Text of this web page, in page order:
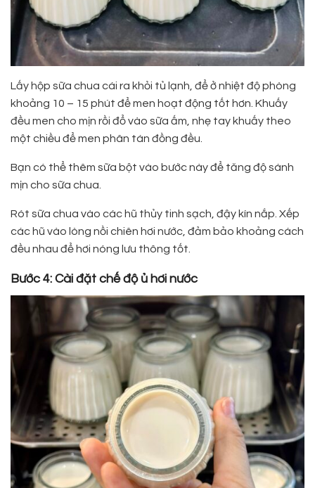
Lấy hộp sữa chua cái ra khỏi tủ lạnh, để ở nhiệt độ phòng
khoảng 10 – 15 phút để men hoạt động tốt hơn. Khuấy
đều men cho mịn rồi đổ vào sữa ấm, nhẹ tay khuấy theo
một chiều để men phân tán đồng đều.
Bạn có thể thêm sữa bột vào bước này để tăng độ sánh
mịn cho sữa chua.
Rót sữa chua vào các hũ thủy tinh sạch, đậy kín nắp. Xếp
các hũ vào lòng nồi chiên hơi nước, đảm bảo khoảng cách
đều nhau để hơi nóng lưu thông tốt.
Bước 4: Cài đặt chế độ ủ hơi nước